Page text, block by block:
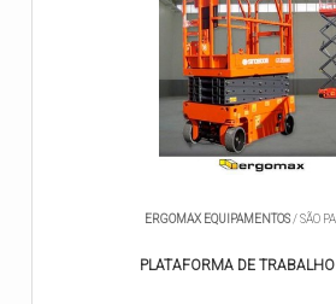
ERGOMAX EQUIPAMENTOS / SÃO
PLATAFORMA DE